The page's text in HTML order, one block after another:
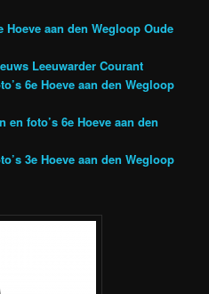
Hoeve aan den Wegloop Oude
Leeuwarder Courant
6e Hoeve aan den Wegloop
en foto’s 6e Hoeve aan den
3e Hoeve aan den Wegloop